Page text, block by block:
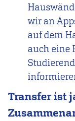
wir an
auf dem
auch eine
Transfer ist